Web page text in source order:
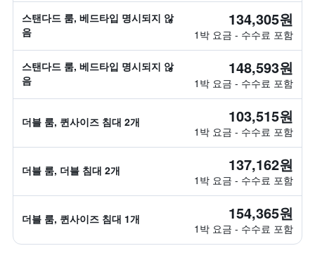
스탠다드 룸, 베드타입 명시되지 않
음
134,305원
1박 요금 - 수수료 포함
스탠다드 룸, 베드타입 명시되지 않
음
148,593원
1박 요금 - 수수료 포함
더블 룸, 퀸사이즈 침대 2개 103,515원
1박 요금 - 수수료 포함
더블 룸, 더블 침대 2개 137,162원
1박 요금 - 수수료 포함
더블 룸, 퀸사이즈 침대 1개 154,365원
1박 요금 - 수수료 포함